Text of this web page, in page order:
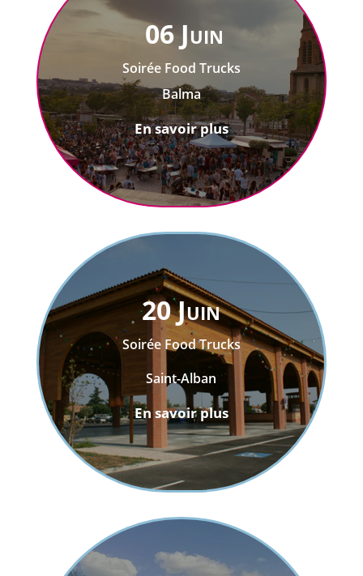
06 Juin
Soirée Food Trucks
Balma
En savoir plus
20 Juin
Soirée Food Trucks
Saint-Alban
En savoir plus